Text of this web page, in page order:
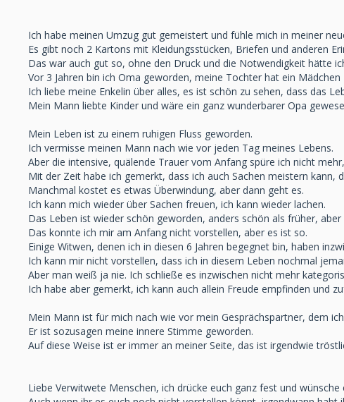
Ich habe meinen Umzug gut gemeistert und fühle mich in meiner
Es gibt noch 2 Kartons mit Kleidungsstücken, Briefen und anderen
Das war auch gut so, ohne den Druck und die Notwendigkeit hätte
Vor 3 Jahren bin ich Oma geworden, meine Tochter hat ein Mädchen
Ich liebe meine Enkelin über alles, es ist schön zu sehen, dass das
Mein Mann liebte Kinder und wäre ein ganz wunderbarer Opa
Mein Leben ist zu einem ruhigen Fluss geworden.
Ich vermisse meinen Mann nach wie vor jeden Tag meines Lebens.
Aber die intensive, quälende Trauer vom Anfang spüre ich nicht
Mit der Zeit habe ich gemerkt, dass ich auch Sachen meistern kann,
Manchmal kostet es etwas Überwindung, aber dann geht es.
Ich kann mich wieder über Sachen freuen, ich kann wieder lachen.
Das Leben ist wieder schön geworden, anders schön als früher,
Das konnte ich mir am Anfang nicht vorstellen, aber es ist so.
Einige Witwen, denen ich in diesen 6 Jahren begegnet bin, haben
Ich kann mir nicht vorstellen, dass ich in diesem Leben nochmal
Aber man weiß ja nie. Ich schließe es inzwischen nicht mehr
Ich habe aber gemerkt, ich kann auch allein Freude empfinden und
Mein Mann ist für mich nach wie vor mein Gesprächspartner, dem
Er ist sozusagen meine innere Stimme geworden.
Auf diese Weise ist er immer an meiner Seite, das ist irgendwie
Liebe Verwitwete Menschen, ich drücke euch ganz fest und